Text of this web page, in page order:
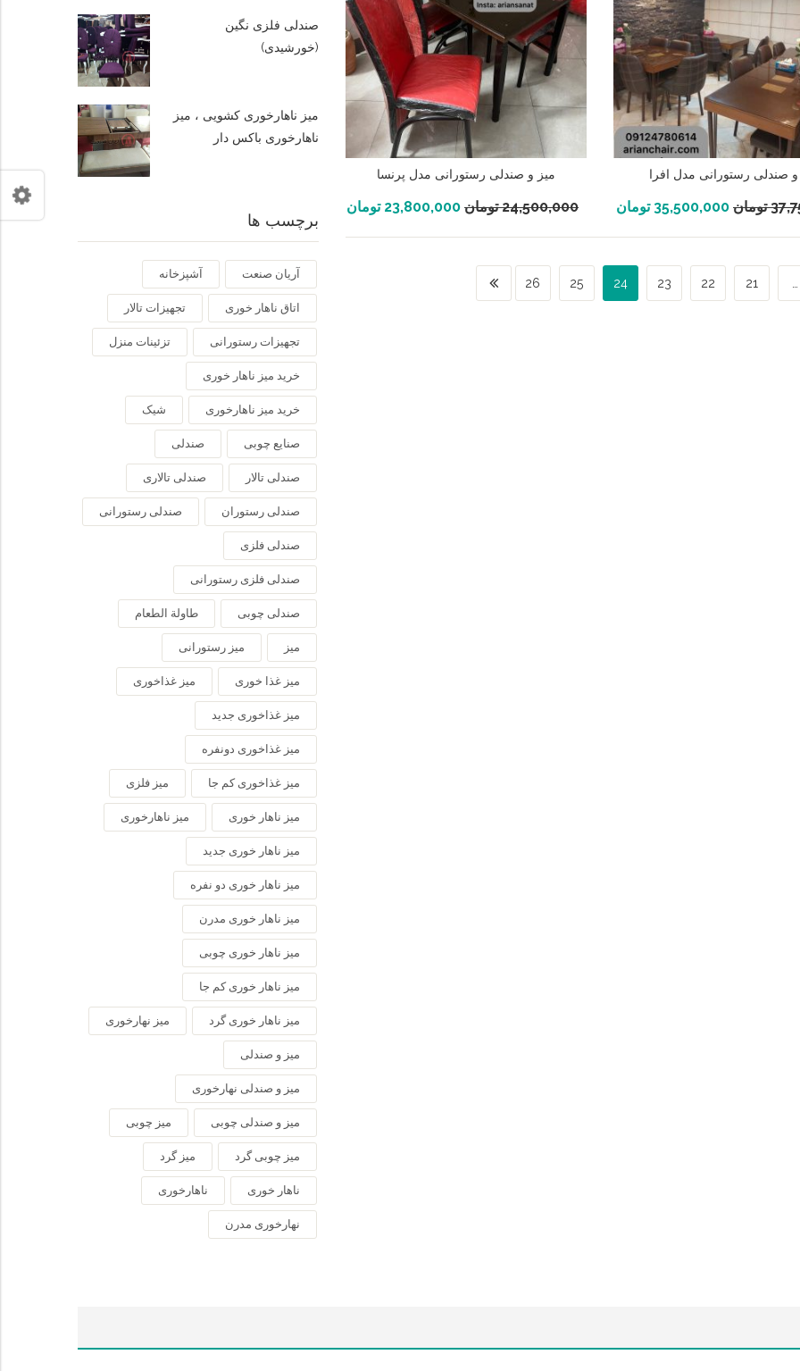
صندلی فلزی نگین
(خورشیدی)
میز ناهارخوری کشویی ، میز
ناهارخوری باکس دار
برچسب ها
آریان صنعت آشپزخانه
اتاق ناهار خوری تجهیزات تالار
تجهیزات رستورانی تزئینات منزل
خرید میز ناهار خوری
خرید میز ناهارخوری شیک
صنایع چوبی صندلی
صندلی تالار صندلی تالاری
صندلی رستوران صندلی رستورانی
صندلی فلزی
صندلی فلزی رستورانی
صندلی چوبی طاولة الطعام
میز میز رستورانی
میز غذا خوری میز غذاخوری
میز غذاخوری جدید
میز غذاخوری دونفره
میز غذاخوری کم جا میز فلزی
میز ناهار خوری میز ناهارخوری
میز ناهار خوری جدید
میز ناهار خوری دو نفره
میز ناهار خوری مدرن
میز ناهار خوری چوبی
میز ناهار خوری کم جا
میز ناهار خوری گرد میز نهارخوری
میز و صندلی
میز و صندلی نهارخوری
میز و صندلی چوبی میز چوبی
میز چوبی گرد میز گرد
ناهار خوری ناهارخوری
نهارخوری مدرن
و صندلی رستورانی مدل افرا
تومان 35,500,000 تومان افزودن به سبد خرید
میز و صندلی رستورانی مدل پرنسا
24,500,000 تومان 23,800,000 تومان افزودن به سبد خرید
21
22
23
24
25
26